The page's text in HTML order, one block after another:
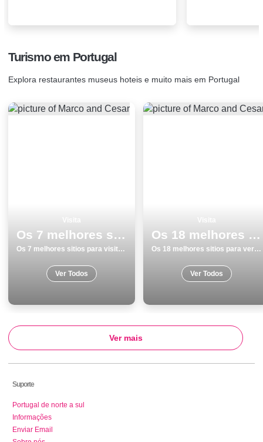
Turismo em Portugal
Explora restaurantes museus hoteis e muito mais em Portugal
Os 7 melhores sitios para visitar em Chaves
Os 7 melhores sitios para visitar em Chaves
Ver Todos
Os 18 melhores sitios para ver e visitar em Monumentos no Porto
Os 18 melhores sitios para ver e visitar em Monumentos no Porto
Ver Todos
Ver mais
Suporte
Portugal de norte a sul
Informações
Enviar Email